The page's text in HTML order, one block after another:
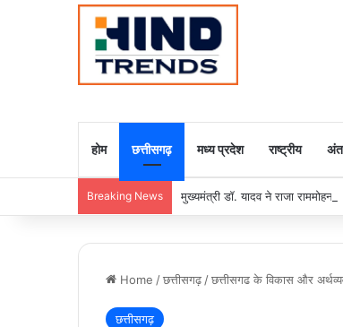
होम छत्तीसगढ़ मध्य प्रदेश राष्ट्रीय
Breaking News मुख्यमंत्री डॉ. यादव ने राजा राममोहन
Home /छत्तीसगढ़ /छत्तीसगढ के विकास और
छत्तीसगढ़